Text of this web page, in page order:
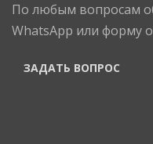
По любым вопросам
WhatsApp или форму
ЗАДАТЬ ВОПРОС